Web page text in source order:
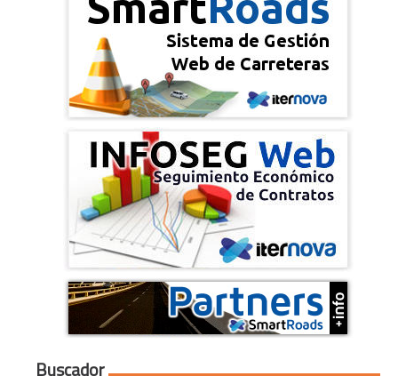
Buscador